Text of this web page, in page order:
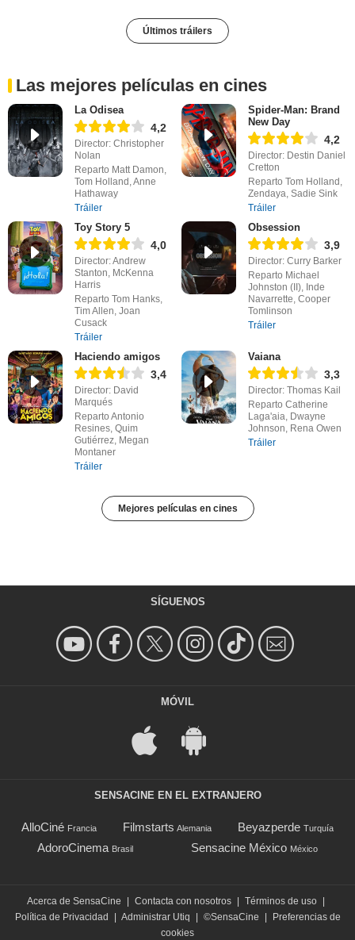
Últimos tráilers
Las mejores películas en cines
La Odisea
4,2
Director: Christopher
Nolan
Reparto Matt Damon,
Tom Holland, Anne
Hathaway
Tráiler
Spider-Man: Brand
New Day
4,2
Director: Destin Daniel
Cretton
Reparto Tom Holland,
Zendaya, Sadie Sink
Tráiler
Toy Story 5
4,0
Director: Andrew
Stanton, McKenna
Harris
Reparto Tom Hanks,
Tim Allen, Joan
Cusack
Tráiler
Obsession
3,9
Director: Curry Barker
Reparto Michael
Johnston (II), Inde
Navarrette, Cooper
Tomlinson
Tráiler
Haciendo amigos
3,4
Director: David
Marqués
Reparto Antonio
Resines, Quim
Gutiérrez, Megan
Montaner
Tráiler
Vaiana
3,3
Director: Thomas Kail
Reparto Catherine
Laga'aia, Dwayne
Johnson, Rena Owen
Tráiler
Mejores películas en cines
SÍGUENOS
MÓVIL
SENSACINE EN EL EXTRANJERO
AlloCiné Francia Filmstarts Alemania Beyazperde Turquía
AdoroCinema Brasil Sensacine México México
Acerca de SensaCine Contacta con nosotros Términos de uso
Política de Privacidad
Administrar Utiq ©SensaCine
Preferencias de
cookies